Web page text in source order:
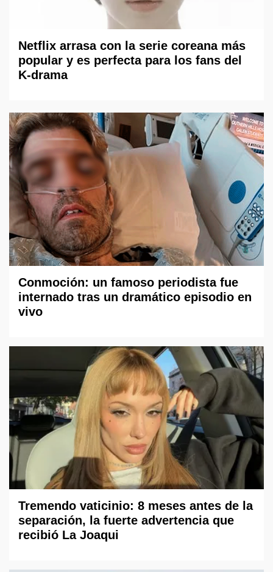
Netflix arrasa con la serie coreana más
popular y es perfecta para los fans del
K-drama
Conmoción: un famoso periodista fue
internado tras un dramático episodio en
vivo
Tremendo vaticinio: 8 meses antes de la
separación, la fuerte advertencia que
recibió La Joaqui